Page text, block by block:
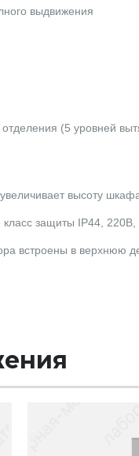
выдвижения
(5 уровней
высоту
защиты IP44,
встроены в верхнюю